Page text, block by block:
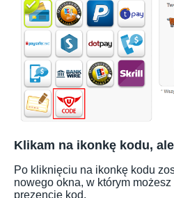
Klikam na ikonkę kodu,
Po kliknięciu na ikonkę kodu
nowego okna, w którym
prezencie kod.